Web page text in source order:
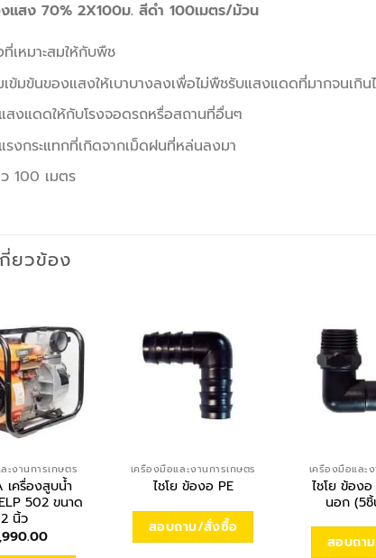
แสง 70% 2X100ม. สีดำ 100เมตร/ม้วน
เหมาะสมให้กับพืช
ข้มข้นของแสงให้เบาบางลงเพื่อไม่พืชรับแสงแดดที่มากจนเกิน
สงแดดให้กับโรงจอดรถหรื่อสถานที่อื่นๆ
งกระแทกที่เกิดจากเม็ดฝนที่หล่นลงมา
100 เมตร
ยวข้อง
ะงานการเกษตร
เครื่องสูบน้ำ
502 ขนาด
2 นิ้ว
เครื่องมือและงานการเกษตร
ไชโย ข้องอ PE
สอบถาม/สั่งซื้อ
เครื่องมือและ
ไชโย ข้อง
นอก (5
สอบถา